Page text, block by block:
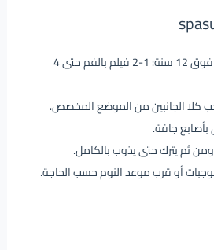
للبالغين والأطفال فوق 12 سنة: 1-2 فيلم بالفم حتى 4
كلا الجانبين من الموضع المخصص.
جافة.
ثم يترك حتى يذوب بالكامل.
أو قرب موعد النوم حسب الحاجة.